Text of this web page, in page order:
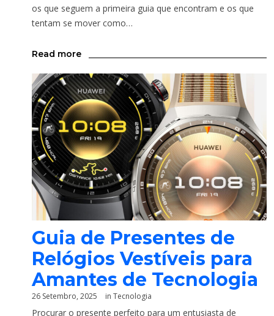
os que seguem a primeira guia que encontram e os que
tentam se mover como…
Read more
Guia de Presentes de
Relógios Vestíveis para
Amantes de Tecnologia
26 Setembro, 2025 in Tecnologia
Procurar o presente perfeito para um entusiasta de